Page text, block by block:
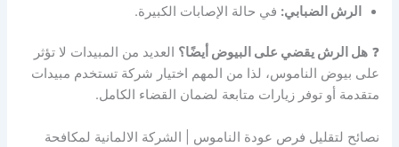
الرش الضبابي: في حالة الإصابات الكبيرة.
❓هل الرش يقضي على البيوض أيضًا؟ العديد من المبيدات لا تؤثر
على بيوض الناموس، لذا من المهم اختيار شركة تستخدم مبيدات
متقدمة أو توفر زيارات متابعة لضمان القضاء الكامل.
نصائح لتقليل فرص عودة الناموس | الشركة الالمانية لمكافحة